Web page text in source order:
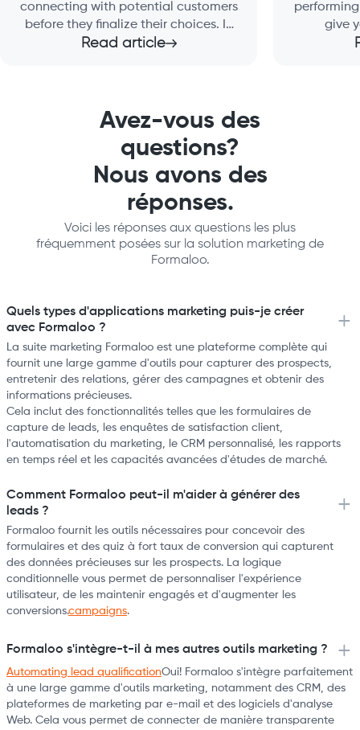
connecting with potential customers
before they finalize their choices. In
this guide, we will explain how lead
Read article
give
Avez-vous des
questions?
Nous avons des
réponses.
Voici les réponses aux questions les plus
fréquemment posées sur la solution marketing de
Formaloo.
Quels types d'applications marketing puis-je créer
avec Formaloo ?
La suite marketing Formaloo est une plateforme complète qui
fournit une large gamme d'outils pour capturer des prospects,
entretenir des relations, gérer des campagnes et obtenir des
informations précieuses.
Cela inclut des fonctionnalités telles que les formulaires de
capture de leads, les enquêtes de satisfaction client,
l'automatisation du marketing, le CRM personnalisé, les rapports
en temps réel et les capacités avancées d'études de marché.
Comment Formaloo peut-il m'aider à générer des
leads ?
Formaloo fournit les outils nécessaires pour concevoir des
formulaires et des quiz à fort taux de conversion qui capturent
des données précieuses sur les prospects. La logique
conditionnelle vous permet de personnaliser l'expérience
utilisateur, de les maintenir engagés et d'augmenter les
conversions.campaigns.
Formaloo s'intègre-t-il à mes autres outils marketing ?
Automating lead qualificationOui! Formaloo s'intègre parfaitement
à une large gamme d'outils marketing, notamment des CRM, des
plateformes de marketing par e-mail et des logiciels d'analyse
Web. Cela vous permet de connecter de manière transparente